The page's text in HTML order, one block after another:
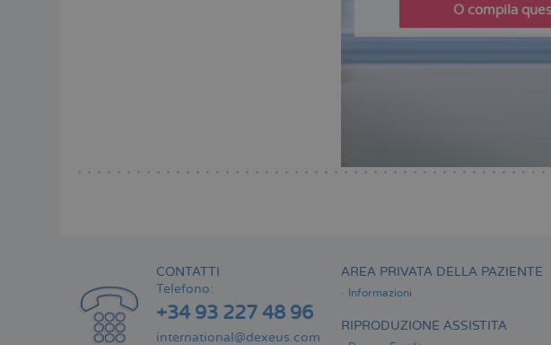
O compila
CONTATTI
Telefono:
+34 93 227 48 96
international@dexeus.com
AREA PRIVATA DELLA PAZIENTE
Informazioni
RIPRODUZIONE ASSISTITA